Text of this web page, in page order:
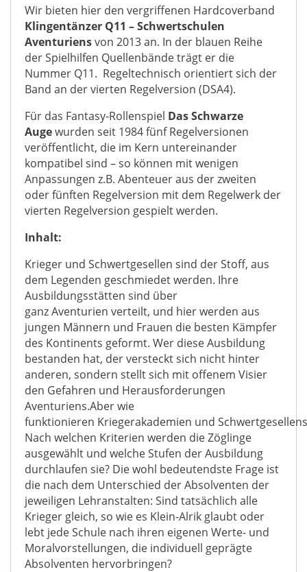
Menge
Wir bieten hier den vergriffenen Hardcoverband
Klingentänzer Q11 – Schwertschulen
Aventuriensvon 2013 an. In der blauen Reihe
der Spielhilfen Quellenbände trägt er die
Nummer Q11. Regeltechnisch orientiert sich der
Band an der vierten Regelversion (DSA4).
Für das Fantasy-Rollenspiel Das Schwarze
Augewurden seit 1984 fünf Regelversionen
veröffentlicht, die im Kern untereinander
kompatibel sind – so können mit wenigen
Anpassungen z.B. Abenteuer aus der zweiten
oder fünften Regelversion mit dem Regelwerk der
vierten Regelversion gespielt werden.
Inhalt:
Krieger und Schwertgesellen sind der Stoff, aus
dem Legenden geschmiedet werden. Ihre
Ausbildungsstätten sind über
ganz Aventurien verteilt, und hier werden aus
jungen Männern und Frauen die besten Kämpfer
des Kontinents geformt. Wer diese Ausbildung
bestanden hat, der versteckt sich nicht hinter
anderen, sondern stellt sich mit offenem Visier
den Gefahren und Herausforderungen
Aventuriens.Aber wie
funktionieren Kriegerakademien und
Nach welchen Kriterien werden die Zöglinge
ausgewählt und welche Stufen der Ausbildung
durchlaufen sie? Die wohl bedeutendste Frage ist
die nach dem Unterschied der Absolventen der
jeweiligen Lehranstalten: Sind tatsächlich alle
Krieger gleich, so wie es Klein-Alrik glaubt oder
lebt jede Schule nach ihren eigenen Werte- und
Moralvorstellungen, die individuell geprägte
Absolventen hervorbringen?